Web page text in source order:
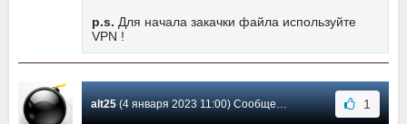
p.s. Для начала закачки файла используйте
VPN !
alt25(4 января 2023 11:00) Сообщение #1831 1